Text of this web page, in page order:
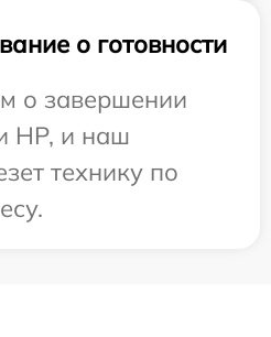
о готовности
о завершении
HP, и наш
технику по